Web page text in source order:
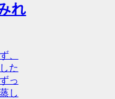
れ
、
た
っ
し